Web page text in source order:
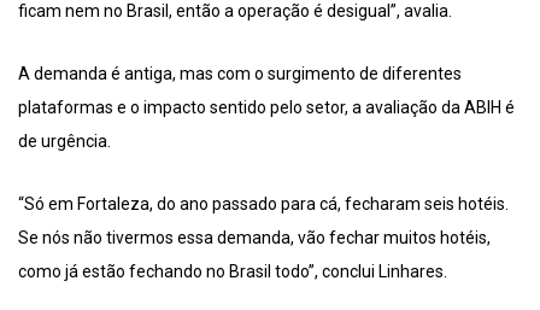
ficam nem no Brasil, então a operação é desigual”, avalia.
A demanda é antiga, mas com o surgimento de diferentes
plataformas e o impacto sentido pelo setor, a avaliação da ABIH é
de urgência.
“Só em Fortaleza, do ano passado para cá, fecharam seis hotéis.
Se nós não tivermos essa demanda, vão fechar muitos hotéis,
como já estão fechando no Brasil todo”, conclui Linhares.